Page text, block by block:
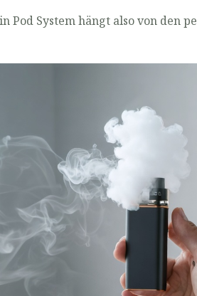
Pod System hängt also von den